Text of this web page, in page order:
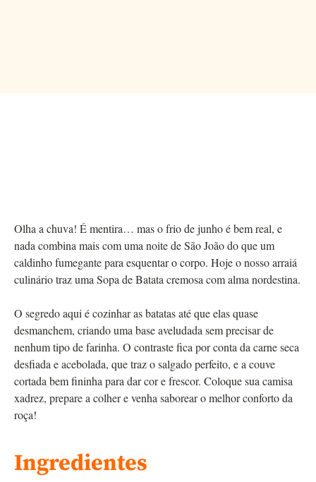
Olha a chuva! É mentira… mas o frio de junho é bem real, e
nada combina mais com uma noite de São João do que um
caldinho fumegante para esquentar o corpo. Hoje o nosso arraiá
culinário traz uma Sopa de Batata cremosa com alma nordestina.
O segredo aqui é cozinhar as batatas até que elas quase
desmanchem, criando uma base aveludada sem precisar de
nenhum tipo de farinha. O contraste fica por conta da carne seca
desfiada e acebolada, que traz o salgado perfeito, e a couve
cortada bem fininha para dar cor e frescor. Coloque sua camisa
xadrez, prepare a colher e venha saborear o melhor conforto da
roça!
Ingredientes